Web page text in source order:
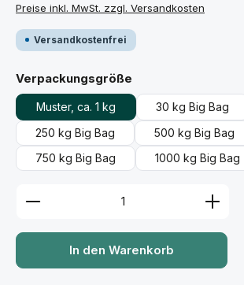
Preise inkl. MwSt. zzgl. Versandkosten
Versandkostenfrei
Verpackungsgröße
Muster, ca. 1 kg
30 kg Big Bag
250 kg Big Bag
500 kg Big Bag
750 kg Big Bag
1000 kg Big Bag
Produkt Anzahl: Gib den
In den Warenkorb